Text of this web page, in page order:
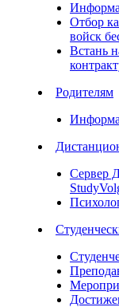
Отбор
войск
Встань
Родителям
Сервер